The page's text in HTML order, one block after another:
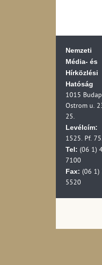
Nemzeti
Média- és
Hírközlési
Hatóság
1015
Ostrom u.
25.
Levélcím:
1525. Pf.
Tel: (06 1)
7100
Fax: (06 1)
5520